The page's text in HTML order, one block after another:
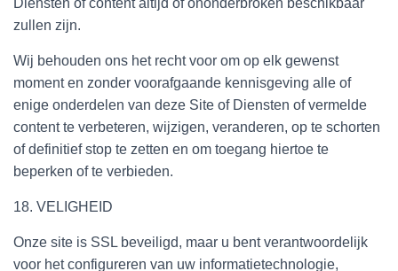
Diensten of content altijd of ononderbroken beschikbaar
zullen zijn.
Wij behouden ons het recht voor om op elk gewenst
moment en zonder voorafgaande kennisgeving alle of
enige onderdelen van deze Site of Diensten of vermelde
content te verbeteren, wijzigen, veranderen, op te schorten
of definitief stop te zetten en om toegang hiertoe te
beperken of te verbieden.
18. VELIGHEID
Onze site is SSL beveiligd, maar u bent verantwoordelijk
voor het configureren van uw informatietechnologie,